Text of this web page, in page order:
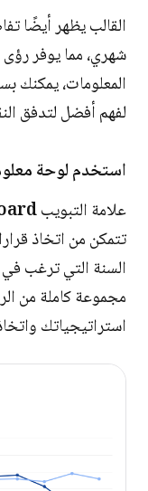
القالب يظهر أيضًا
شهري، مما يوفر
المعلومات، يمكنك
لفهم أفضل لتدفق
استخدم لوحة
علامة التبويب
تتمكن من اتخاذ
السنة التي ترغب
مجموعة كاملة من
استراتيجياتك